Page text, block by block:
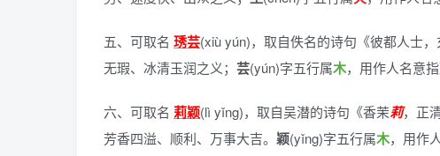
五、可取名 琇芸(xiù yún)， 取自佚名的诗句《彼都人士，
无瑕、冰清玉润之义； 芸(yún)字五行属木，用作人名意
六、可取名 莉颖(lì yǐng)， 取自吴潜的诗句《香茉莉，正
芳香四溢、顺利、万事大吉。 颖(yǐng)字五行属木，用作